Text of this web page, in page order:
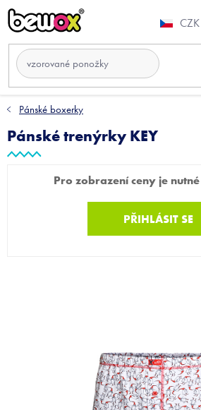
Přejít
na
CZK
Pánské boxerky
Pánské trenýrky KEY
Pro zobrazení ceny je
PŘIHLÁSIT SE